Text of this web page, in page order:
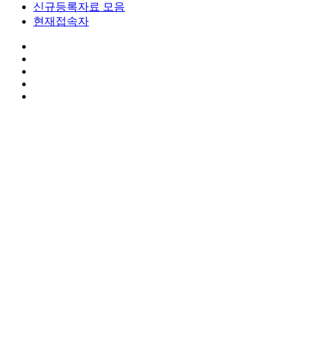
신규등록자료 모음
현재접속자